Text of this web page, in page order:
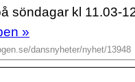
söndagar kl 11.03-
»
dansnyheter/nyhet/13948